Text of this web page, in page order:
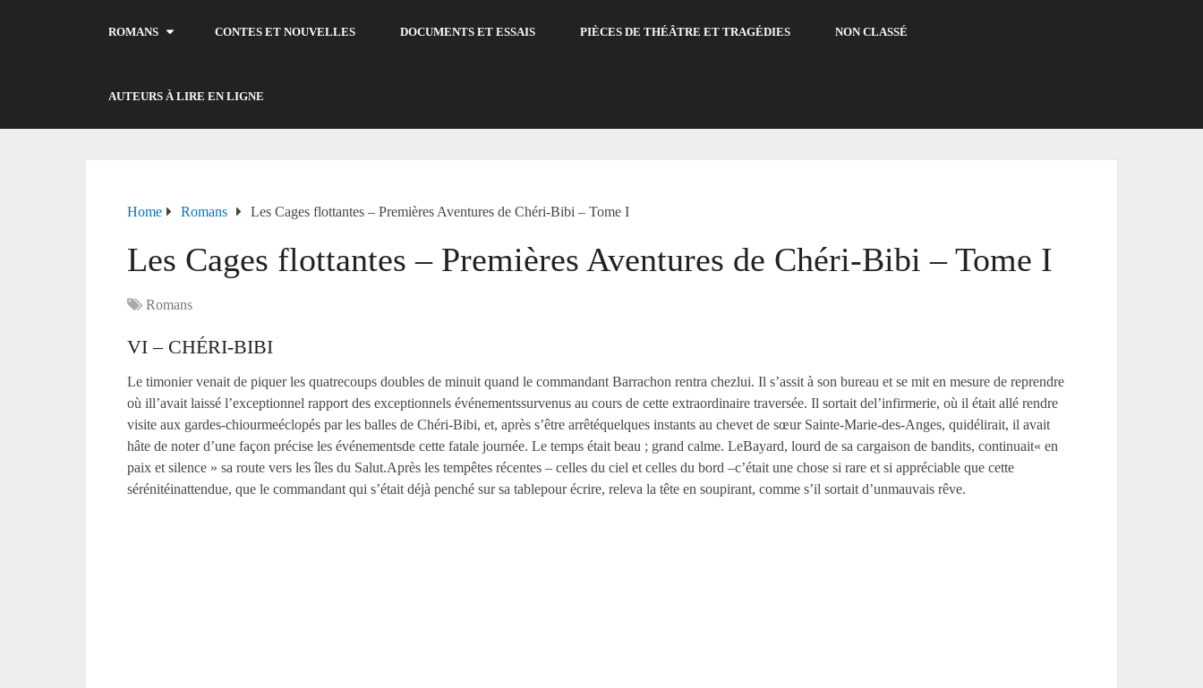
ROMANS CONTES ET NOUVELLES DOCUMENTS ET ESSAIS PIÈCES DE THÉÂTRE ET TRAGÉDIES NON CLASSÉ
AUTEURS À LIRE EN LIGNE
Home Romans Les Cages flottantes – Premières Aventures de Chéri-Bibi – Tome I
Les Cages flottantes – Premières Aventures de Chéri-Bibi – Tome I
Romans
VI – CHÉRI-BIBI
Le timonier venait de piquer les quatrecoups doubles de minuit quand le commandant Barrachon rentra chezlui. Il s’assit à son bureau et se mit en mesure de reprendre
où ill’avait laissé l’exceptionnel rapport des exceptionnels événementssurvenus au cours de cette extraordinaire traversée. Il sortait del’infirmerie, où il était allé rendre
visite aux gardes-chiourmeéclopés par les balles de Chéri-Bibi, et, après s’être arrêtéquelques instants au chevet de sœur Sainte-Marie-des-Anges, quidélirait, il avait
hâte de noter d’une façon précise les événementsde cette fatale journée. Le temps était beau ; grand calme. LeBayard, lourd de sa cargaison de bandits, continuait« en
paix et silence » sa route vers les îles du Salut.Après les tempêtes récentes – celles du ciel et celles du bord –c’était une chose si rare et si appréciable que cette
sérénitéinattendue, que le commandant qui s’était déjà penché sur sa tablepour écrire, releva la tête en soupirant, comme s’il sortait d’unmauvais rêve.